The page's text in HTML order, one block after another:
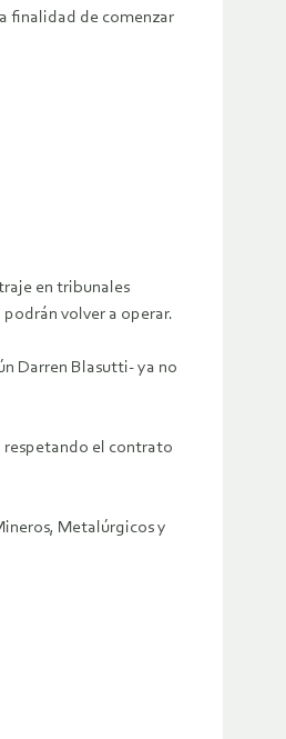
finalidad de comenzar
en tribunales
volver a operar.
Darren Blasutti- ya no
respetando el contrato
Metalúrgicos y